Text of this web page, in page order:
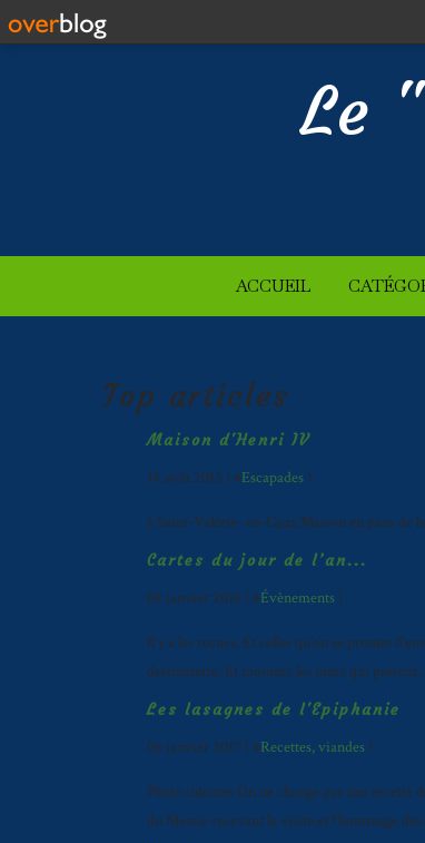
Le
ACCUEIL
Top articles
Maison d'Henri IV
14 août 2015 ( #Escapades )
à Saint-Valérie- en-Caux Maison en pans de
Cartes du jour de l’an...
08 janvier 2016 ( #Évènements )
Il y a les reçues, Et celles qu’on se promet
destinataire, Et toujours les jours qui
Les lasagnes de l'Epiphanie
06 janvier 2017 ( #Recettes, viandes )
Photo internet On ne change pas une
du Messie recevant la visite et l'hommage